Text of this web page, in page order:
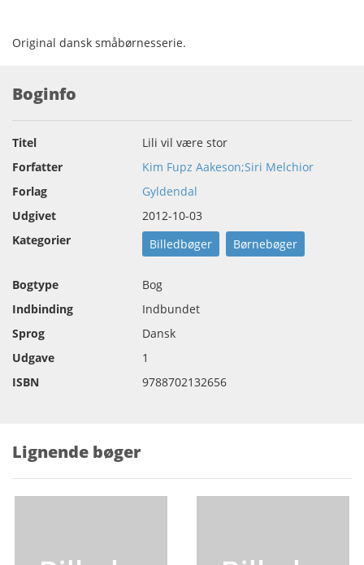
Original dansk småbørnesserie.
Boginfo
Titel
Lili vil være stor
Forfatter
Kim Fupz Aakeson;Siri Melchior
Forlag
Gyldendal
Udgivet
2012-10-03
Kategorier
Billedbøger Børnebøger
Bogtype
Bog
Indbinding
Indbundet
Sprog
Dansk
Udgave
1
ISBN
9788702132656
Lignende bøger